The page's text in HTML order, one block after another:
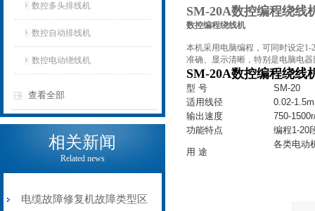
数控多头排线机
数控自动排线机
数控电动绕线机
查看全部
相关新闻
Related news
电缆故障修复机故障类型区
SM-20A数控编程绕线
数控编程绕线机
本机采用电脑编程，可同时设定
准确、显示清晰，特别是电脑电
SM-20A数控编程绕线
型 号
SM-20
适用线径
0.02-
输出速度
750-
功能特点
编程1-20
用 途
各类电动